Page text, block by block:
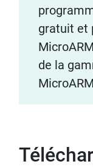
gratuit et
de la